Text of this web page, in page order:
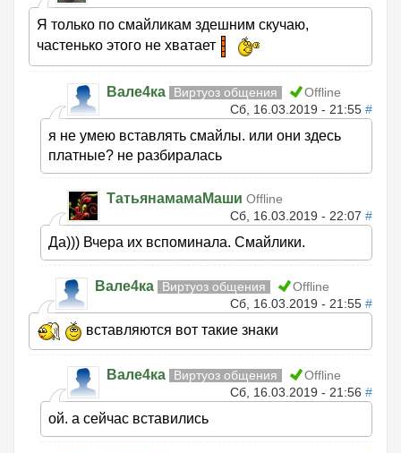
Я только по смайликам здешним скучаю,
частенько этого не хватает
Вале4ка Виртуоз общения
Offline
Сб, 16.03.2019 - 21:55 #
я не умею вставлять смайлы. или они здесь
платные? не разбиралась
ТатьянамамаМаши Offline
Сб, 16.03.2019 - 22:07 #
Да))) Вчера их вспоминала. Смайлики.
Вале4ка Виртуоз общения
Offline
Сб, 16.03.2019 - 21:55 #
вставляются вот такие знаки
Вале4ка Виртуоз общения
Offline
Сб, 16.03.2019 - 21:56 #
ой. а сейчас вставились